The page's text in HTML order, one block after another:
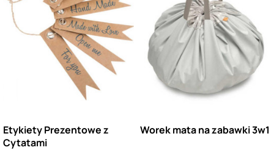
Etykiety Prezentowe z
Cytatami
Worek mata na zabawki 3w1